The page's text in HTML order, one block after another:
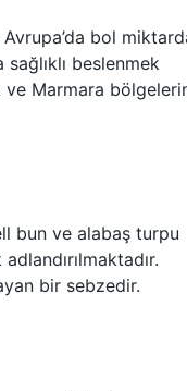
bol
beslenmek
ve Marmara
bun ve alabaş turpu
bir sebzedir.